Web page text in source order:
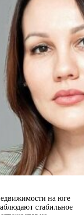
на юге
стабильное